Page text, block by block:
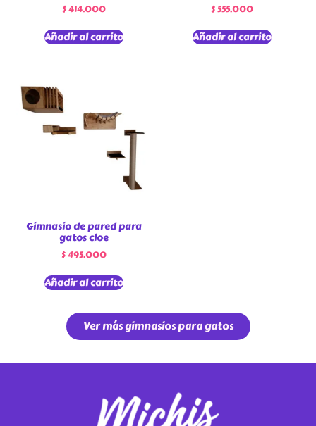
$414.000
Añadir al carrito
$555.000
Añadir al carrito
Gimnasio de pared para
gatos cloe
$495.000
Añadir al carrito
Ver más gimnasios para gatos